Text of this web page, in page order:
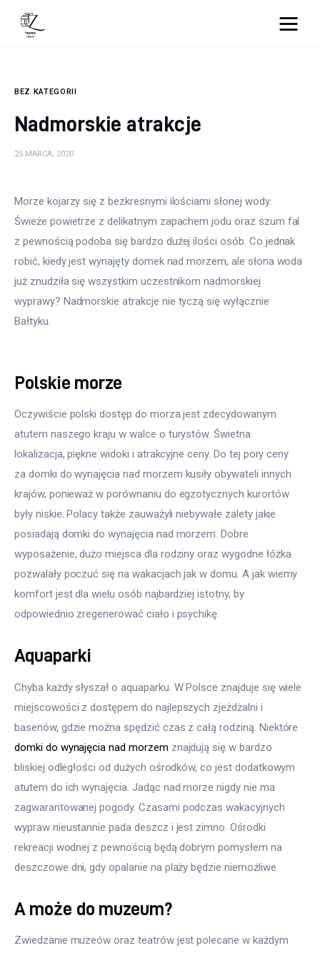
Lifestyle
Zdrowie
Dom i ogród
Więcej
BEZ KATEGORII
Nadmorskie atrakcje
25 MARCA, 2020
Morze kojarzy się z bezkresnymi ilościami słonej wody.
Świeże powietrze z delikatnym zapachem jodu oraz szum fal
z pewnością podoba się bardzo dużej ilości osób. Co jednak
robić, kiedy jest wynajęty domek nad morzem, ale słona woda
już znudziła się wszystkim uczestnikom nadmorskiej
wyprawy? Nadmorskie atrakcje nie tyczą się wyłącznie
Bałtyku.
Polskie morze
Oczywiście polski dostęp do morza jest zdecydowanym
atutem naszego kraju w walce o turystów. Świetna
lokalizacja, piękne widoki i atrakcyjne ceny. Do tej pory ceny
za domki do wynajęcia nad morzem kusiły obywateli innych
krajów, ponieważ w porównaniu do egzotycznych kurortów
były niskie. Polacy także zauważyli niebywałe zalety jakie
posiadają domki do wynajęcia nad morzem. Dobre
wyposażenie, dużo miejsca dla rodziny oraz wygodne łóżka
pozwalały poczuć się na wakacjach jak w domu. A jak wiemy
komfort jest dla wielu osób najbardziej istotny, by
odpowiednio zregenerować ciało i psychikę.
Aquaparki
Chyba każdy słyszał o aquaparku. W Polsce znajduje się wiele
miejscowości z dostępem do najlepszych zjeżdżalni i
basenów, gdzie można spędzić czas z całą rodziną. Niektóre
domki do wynajęcia nad morzem znajdują się w bardzo
bliskiej odległości od dużych ośrodków, co jest dodatkowym
atutem do ich wynajęcia. Jadąc nad morze nigdy nie ma
zagwarantowanej pogody. Czasami podczas wakacyjnych
wypraw nieustannie pada deszcz i jest zimno. Ośrodki
rekreacji wodnej z pewnością będą dobrym pomysłem na
deszczowe dni, gdy opalanie na plaży będzie niemożliwe.
A może do muzeum?
Zwiedzanie muzeów oraz teatrów jest polecane w każdym